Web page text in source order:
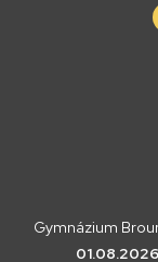
Gymnázium
01.08.2026